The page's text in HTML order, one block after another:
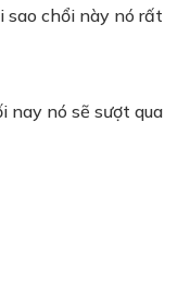
sao chổi này nó rất
nay nó sẽ sượt qua